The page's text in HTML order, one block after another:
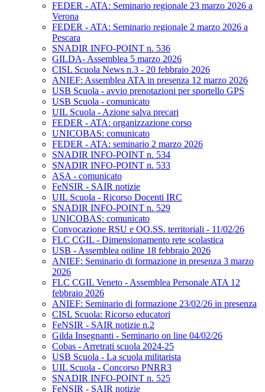
FEDER - ATA: Seminario regionale 23 marzo 2026 a
Verona
FEDER - ATA: Seminario regionale 2 marzo 2026 a
Pescara
SNADIR INFO-POINT n. 536
GILDA- Assemblea 5 marzo 2026
CISL Scuola News n.3 - 20 febbraio 2026
ANIEF: Assemblea ATA in presenza 12 marzo 2026
USB Scuola - avvio prenotazioni per sportello GPS
USB Scuola - comunicato
UIL Scuola - Azione salva precari
FEDER - ATA: organizzazione corso
UNICOBAS: comunicato
FEDER - ATA: seminario 2 marzo 2026
SNADIR INFO-POINT n. 534
SNADIR INFO-POINT n. 533
ASA - comunicato
FeNSIR - SAIR notizie
UIL Scuola - Ricorso Docenti IRC
SNADIR INFO-POINT n. 529
UNICOBAS: comunicato
Convocazione RSU e OO.SS. territoriali - 11/02/26
FLC CGIL - Dimensionamento rete scolastica
USB - Assemblea online 18 febbraio 2026
ANIEF: Seminario di formazione in presenza 3 marzo
2026
FLC CGIL Veneto - Assemblea Personale ATA 12
febbraio 2026
ANIEF: Seminario di formazione 23/02/26 in presenza
CISL Scuola: Ricorso educatori
FeNSIR - SAIR notizie n.2
Gilda Insegnanti - Seminario on line 04/02/26
Cobas - Arretrati scuola 2024-25
USB Scuola - La scuola militarista
UIL Scuola - Concorso PNRR3
SNADIR INFO-POINT n. 525
FeNSIR - SAIR notizie